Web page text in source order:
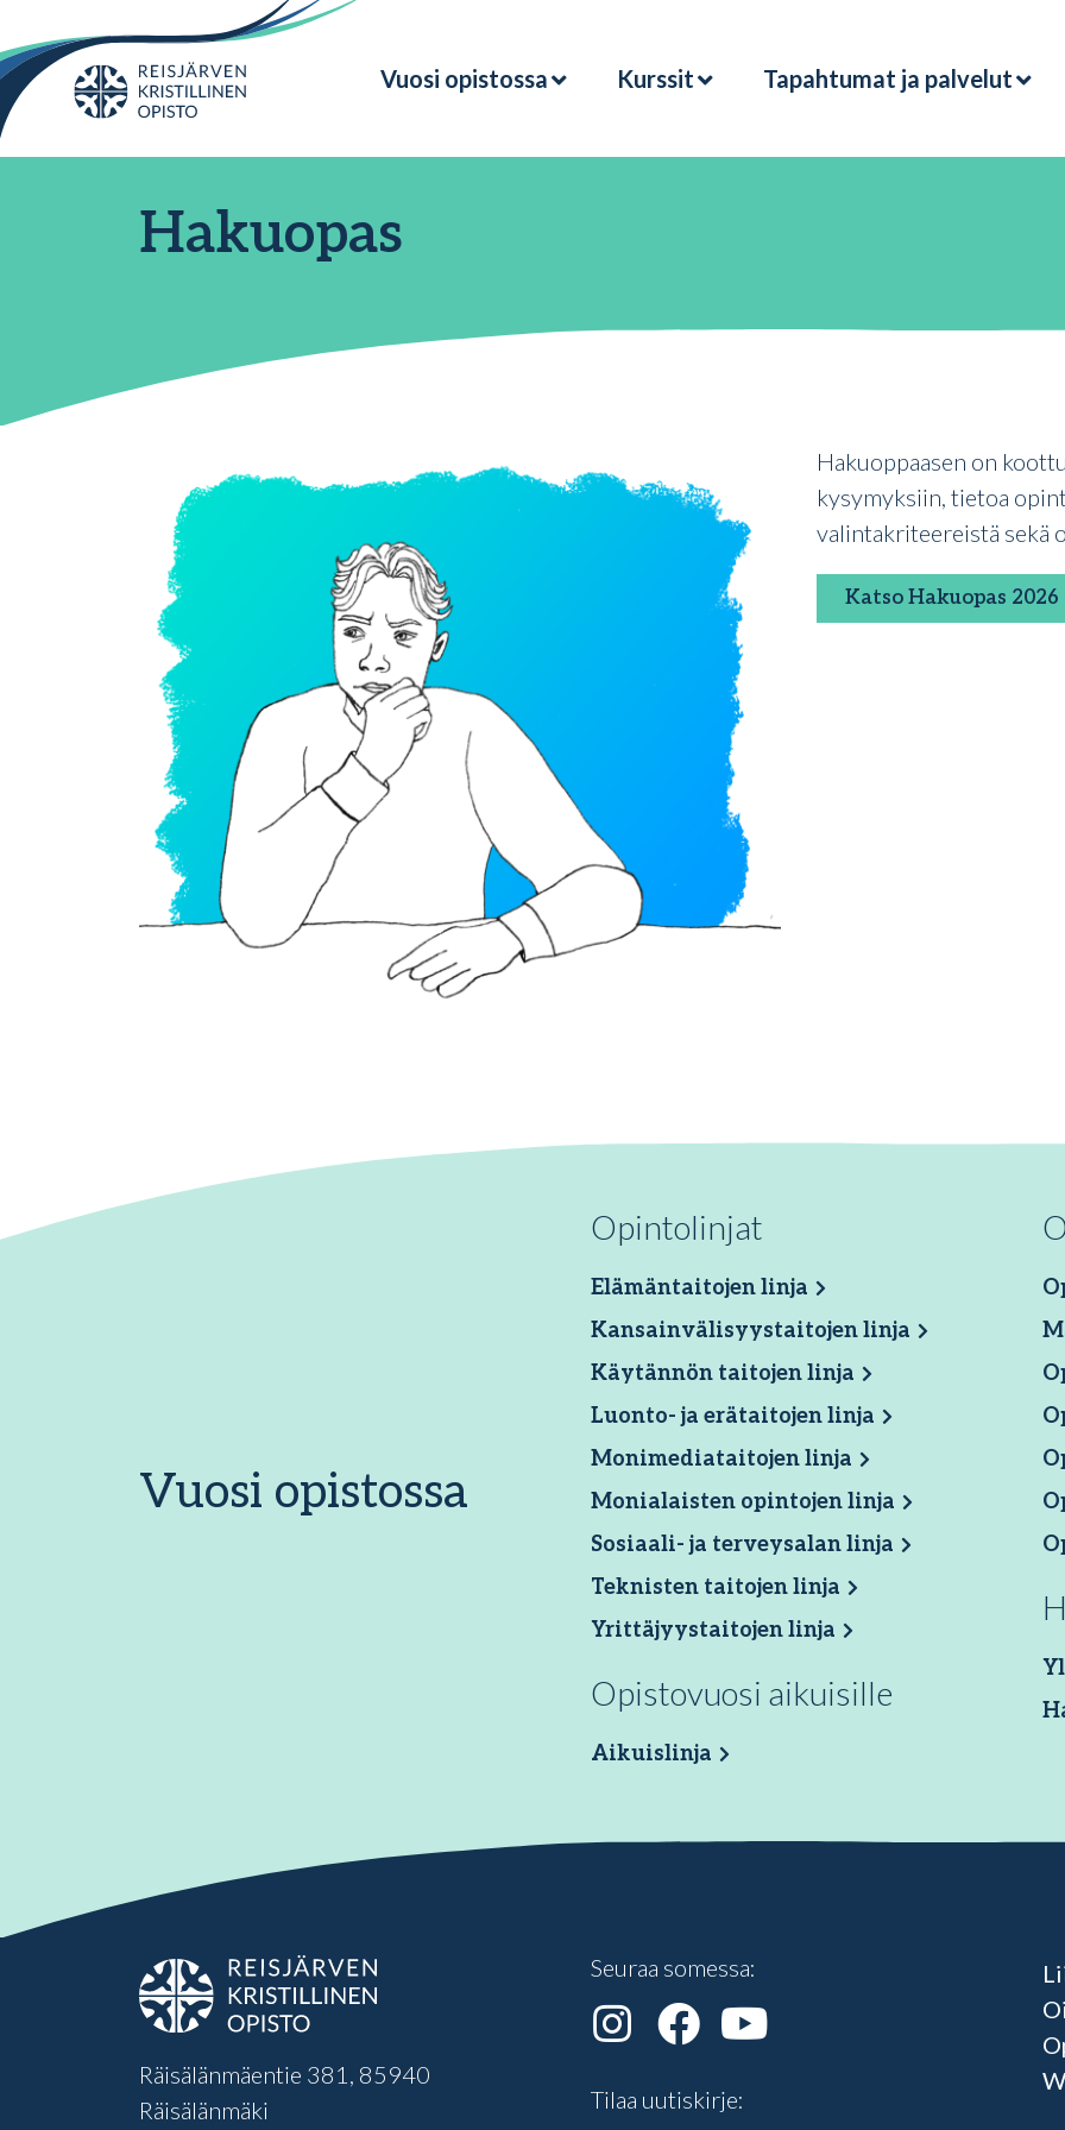
Vuosi opistossa Kurssit Tapahtumat ja palvelut
Hakuopas
Hakuoppaasen on
kysymyksiin, tietoa
valintakriteereistä sekä
Katso Hakuopas
Vuosi opistossa
Opintolinjat
Elämäntaitojen linja
Kansainvälisyystaitojen linja
Käytännön taitojen linja
Luonto- ja erätaitojen linja
Monimediataitojen linja
Monialaisten opintojen linja
Sosiaali- ja terveysalan linja
Teknisten taitojen linja
Yrittäjyystaitojen linja
Opistovuosi aikuisille
Aikuislinja
Räisälänmäentie 381, 85940
Räisälänmäki
Seuraa somessa:
Tilaa uutiskirje: